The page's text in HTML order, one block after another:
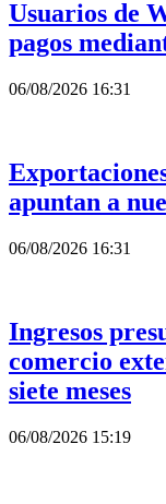
Usuarios de
pagos
06/08/2026 16:31
apuntan a
06/08/2026 16:31
Ingresos
comercio
siete meses
06/08/2026 15:19